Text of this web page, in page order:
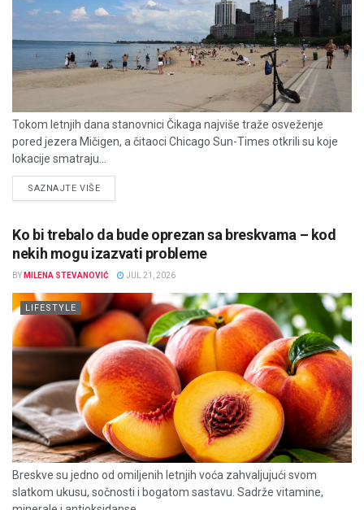
Tokom letnjih dana stanovnici Čikaga najviše traže osveženje
pored jezera Mičigen, a čitaoci Chicago Sun-Times otkrili su koje
lokacije smatraju...
SAZNAJTE VIŠEDETAILS
Ko bi trebalo da bude oprezan sa breskvama – kod
nekih mogu izazvati probleme
BY MILENA STEVANOVIĆ JUL 21, 2026
LIFESTYLE
Breskve su jedno od omiljenih letnjih voća zahvaljujući svom
slatkom ukusu, sočnosti i bogatom sastavu. Sadrže vitamine,